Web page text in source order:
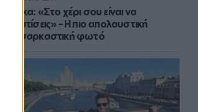
Μπάρκα: «Στο χέρι σου είναι να
αδυνατίσεις» – Η πιο απολαυστική
αυτοσαρκαστική φωτό